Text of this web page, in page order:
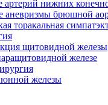
нижних
аневризмы брюшной
торакальная
щитовидной железы
железе
железы